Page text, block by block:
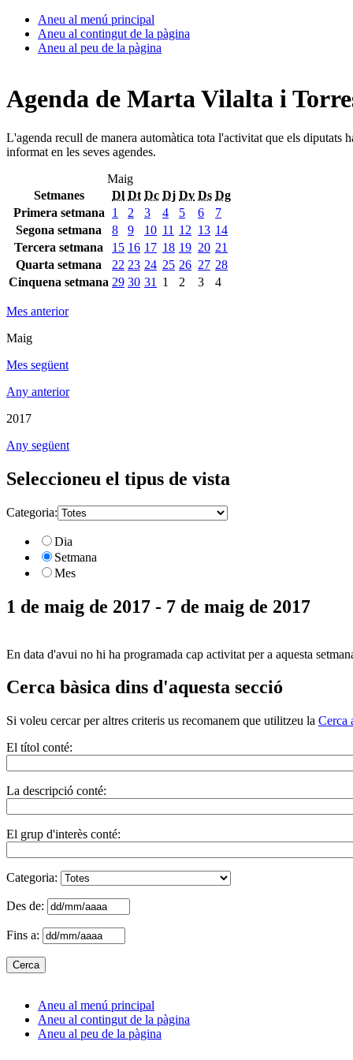
Aneu al menú principal
Aneu al contingut de la pàgina
Aneu al peu de la pàgina
Agenda de Marta Vilalta i
L'agenda recull de manera automàtica tota l'activitat que els diputats
informat en les seves agendes.
Maig
Setmanes
Dl Dt Dc Dj Dv Ds Dg
Primera setmana
1 2 3 4 5 6
7
Segona setmana
8 9 10 11 12 13 14
Tercera setmana
15 16 17 18 19 20 21
Quarta setmana
22 23 24 25 26 27 28
Cinquena setmana 29 30 31 1 2 3 4
Mes anterior
Maig
Mes següent
Any anterior
2017
Any següent
Seleccioneu el tipus de vista
Categoria:
Dia
Setmana
Mes
1 de maig de 2017 - 7 de maig de 2017
En data d'avui no hi ha programada cap activitat per a aquesta
Cerca bàsica dins d'aquesta secció
Si voleu cercar per altres criteris us recomanem que utilitzeu la Cerca
El títol conté:
La descripció conté:
El grup d'interès conté:
Categoria:
Des de:
Fins a:
Aneu al menú principal
Aneu al contingut de la pàgina
Aneu al peu de la pàgina